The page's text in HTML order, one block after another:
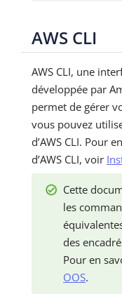
AWS CLI
AWS CLI, une
développée par
permet de gérer
vous pouvez
d’AWS CLI. Pour
d’AWS CLI, voir
Cette
les
des
Pour en
OOS.